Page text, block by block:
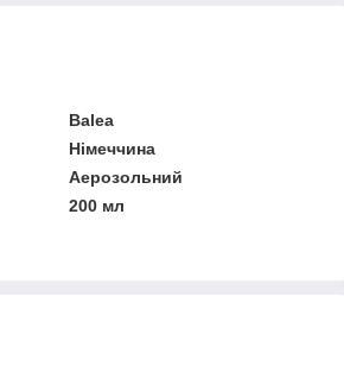
Balea
Німеччина
Аерозольний
200 мл